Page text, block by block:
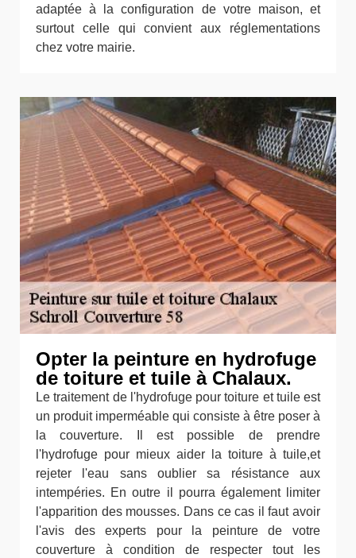
adaptée à la configuration de votre maison, et
surtout celle qui convient aux réglementations
chez votre mairie.
Opter la peinture en hydrofuge
de toiture et tuile à Chalaux.
Le traitement de l'hydrofuge pour toiture et tuile est
un produit imperméable qui consiste à être poser à
la couverture. Il est possible de prendre
l'hydrofuge pour mieux aider la toiture à tuile,et
rejeter l'eau sans oublier sa résistance aux
intempéries. En outre il pourra également limiter
l'apparition des mousses. Dans ce cas il faut avoir
l'avis des experts pour la peinture de votre
couverture à condition de respecter tout les